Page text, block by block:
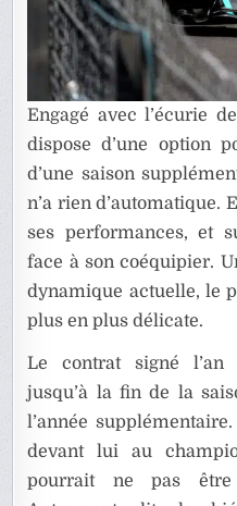
Engagé avec l’écurie
dispose d’une option
d’une saison
n’a rien d’automatique.
ses performances, et
face à son coéquipier.
dynamique actuelle, le
plus en plus délicate.
Le contrat signé l’an
jusqu’à la fin de la
l’année
devant lui au
pourrait ne pas être